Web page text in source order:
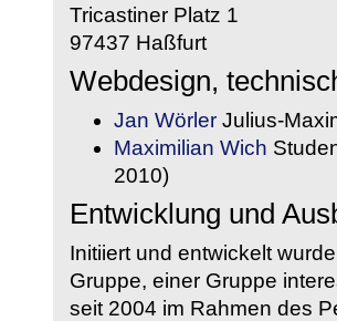
Tricastiner Platz 1
97437 Haßfurt
Webdesign,
Jan Wörler Julius-
Maximilian Wich
2010)
Entwicklung und
Initiiert und entwickelt
Gruppe, einer Gruppe
seit 2004 im Rahmen des